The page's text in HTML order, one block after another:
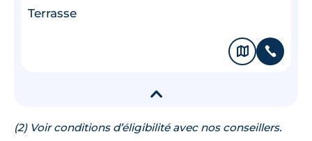
Terrasse
🗞 📞
▾
(2) Voir conditions d’éligibilité avec nos conseillers.